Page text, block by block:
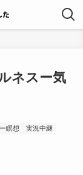
ネスー気
瞑想
実況中継